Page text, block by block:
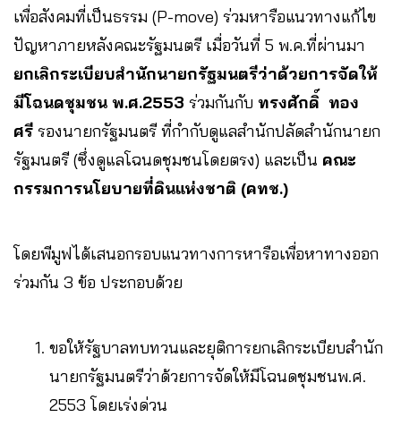
เพื่อสังคมที่เป็นธรรม (P-move) ร่วมหารือแนวทางแก้ไข
ปัญหาภายหลังคณะรัฐมนตรี เมื่อวันที่ 5 พ.ค.ที่ผ่านมา
ยกเลิกระเบียบสำนักนายกรัฐมนตรีว่าด้วยการจัดให้
มีโฉนดชุมชน พ.ศ.2553 ร่วมกันกับ ทรงศักดิ์ ทอง
ศรี รองนายกรัฐมนตรี ที่กำกับดูแลสำนักปลัดสำนักนายก
รัฐมนตรี (ซึ่งดูแลโฉนดชุมชนโดยตรง) และเป็น คณะ
กรรมการนโยบายที่ดินแห่งชาติ (คทช.)
โดยพีมูฟได้เสนอกรอบแนวทางการหารือเพื่อหาทางออก
ร่วมกัน 3 ข้อ ประกอบด้วย
ขอให้รัฐบาลทบทวนและยุติการยกเลิกระเบียบสำนัก
นายกรัฐมนตรีว่าด้วยการจัดให้มีโฉนดชุมชนพ.ศ.
2553 โดยเร่งด่วน